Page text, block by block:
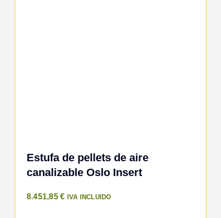
Estufa de pellets de aire
canalizable Oslo Insert
8.451,85€ IVA INCLUIDO